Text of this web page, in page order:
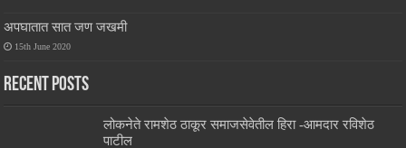
अपघातात सात जण जखमी
15th June 2020
Recent Posts
लोकनेते रामशेठ ठाकूर समाजसेवेतील हिरा -आमदार रविशेठ
पाटील